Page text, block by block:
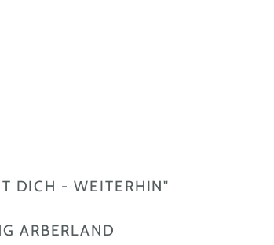
DICH - WEITERHIN"
ARBERLAND